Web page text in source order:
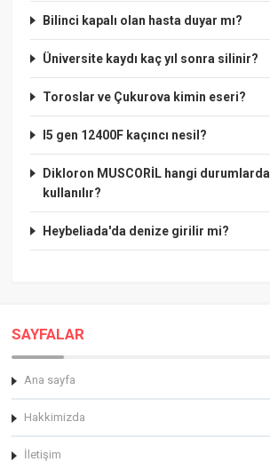
Bilinci kapalı olan hasta duyar mı?
Üniversite kaydı kaç yıl sonra silinir?
Toroslar ve Çukurova kimin eseri?
I5 gen 12400F kaçıncı nesil?
Dikloron MUSCORİL hangi durumlarda
kullanılır?
Heybeliada'da denize girilir mi?
SAYFALAR
Ana sayfa
Hakkimizda
İletişim